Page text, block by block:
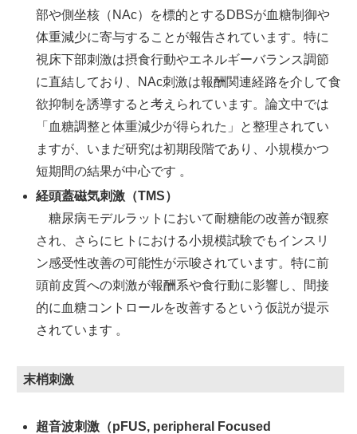
部や側坐核（NAc）を標的とするDBSが血糖制御や
体重減少に寄与することが報告されています。特に
視床下部刺激は摂食行動やエネルギーバランス調節
に直結しており、NAc刺激は報酬関連経路を介して食
欲抑制を誘導すると考えられています。論文中では
「血糖調整と体重減少が得られた」と整理されてい
ますが、いまだ研究は初期段階であり、小規模かつ
短期間の結果が中心です 。
経頭蓋磁気刺激（TMS）
糖尿病モデルラットにおいて耐糖能の改善が観察
され、さらにヒトにおける小規模試験でもインスリ
ン感受性改善の可能性が示唆されています。特に前
頭前皮質への刺激が報酬系や食行動に影響し、間接
的に血糖コントロールを改善するという仮説が提示
されています 。
末梢刺激
超音波刺激（pFUS, peripheral Focused